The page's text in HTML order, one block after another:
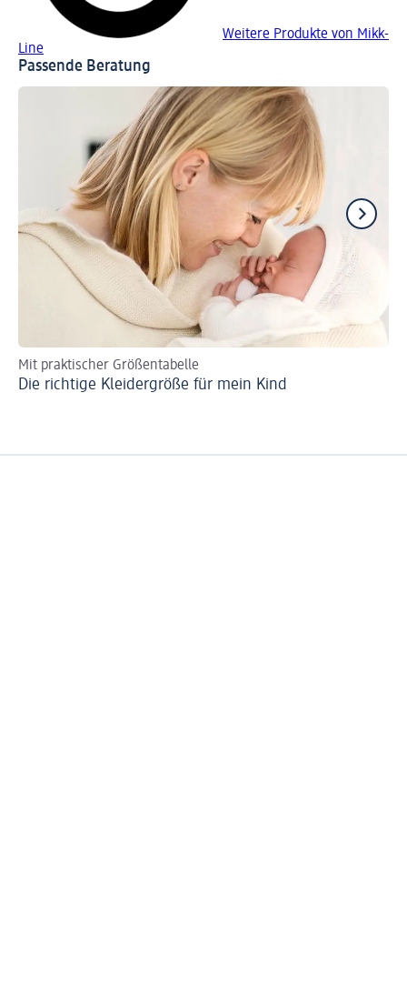
Weitere Produkte von Mikk-
Line
Passende Beratung
Mit praktischer Größentabelle
Die richtige Kleidergröße für mein Kind